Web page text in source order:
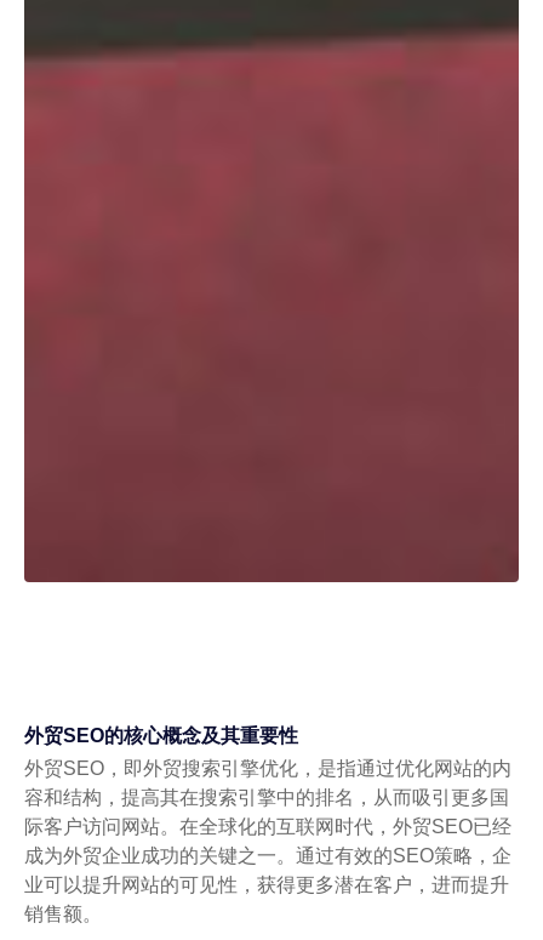
外贸SEO的核心概念及其重要性
外贸SEO，即外贸搜索引擎优化，是指通过优化网站的内
容和结构，提高其在搜索引擎中的排名，从而吸引更多国
际客户访问网站。在全球化的互联网时代，外贸SEO已经
成为外贸企业成功的关键之一。通过有效的SEO策略，企
业可以提升网站的可见性，获得更多潜在客户，进而提升
销售额。